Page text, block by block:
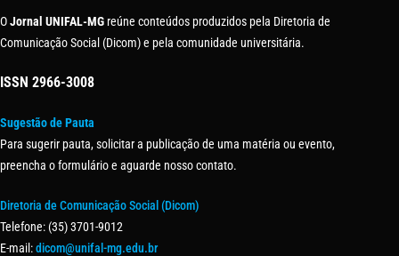
OJornal UNIFAL-MG reúne conteúdos produzidos pela Diretoria de
Comunicação Social (Dicom) e pela comunidade universitária.
ISSN 2966-3008
Sugestão de Pauta
Para sugerir pauta, solicitar a publicação de uma matéria ou evento,
preencha o formulário e aguarde nosso contato.
Diretoria de Comunicação Social (Dicom)
Telefone: (35) 3701-9012
E-mail:dicom@unifal-mg.edu.br